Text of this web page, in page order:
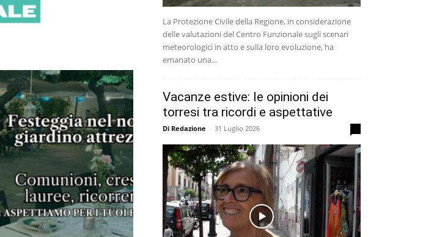
La Protezione Civile della Regione, in considerazione
delle valutazioni del Centro Funzionale sugli scenari
meteorologici in atto e sulla loro evoluzione, ha
emanato una...
Vacanze estive: le opinioni dei
torresi tra ricordi e aspettative
Di Redazione - 31 Luglio 2026